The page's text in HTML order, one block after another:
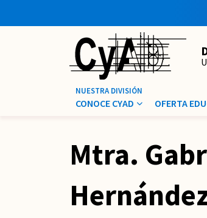
CONOCE CYAD OFERTA
Mtra.